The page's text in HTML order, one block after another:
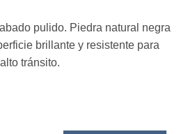
pulido. Piedra natural negra
brillante y resistente para
tránsito.